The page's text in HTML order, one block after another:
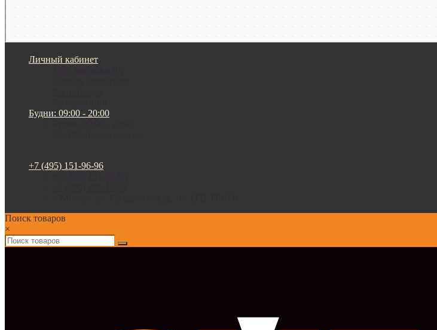
Личный кабинет
Будни: 09:00 - 20:00
+7 (495) 151-96-96
Поиск товаров
×